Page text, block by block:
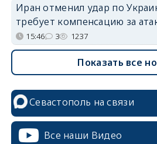
Иран отменил удар по
требует компенсацию за
15:46 3 1237
Показать все
Севастополь на связи
Все наши Видео